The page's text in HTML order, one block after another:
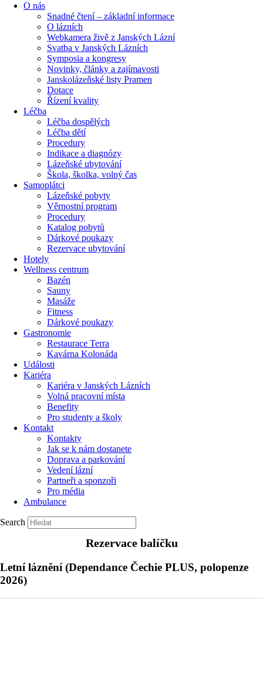
O nás
Snadné čtení – základní informace
O lázních
Webkamera živě z Janských Lázní
Svatba v Janských Lázních
Symposia a kongresy
Novinky, články a zajímavosti
Janskolázeňské listy Pramen
Dotace
Řízení kvality
Léčba
Léčba dospělých
Léčba dětí
Procedury
Indikace a diagnózy
Lázeňské ubytování
Škola, školka, volný čas
Samoplátci
Lázeňské pobyty
Věrnostní program
Procedury
Katalog pobytů
Dárkové poukazy​
Rezervace ubytování
Hotely
Wellness centrum
Bazén
Sauny
Masáže
Fitness
Dárkové poukazy​
Gastronomie
Restaurace Terra
Kavárna Kolonáda
Události
Kariéra
Kariéra v Janských Lázních
Volná pracovní místa
Benefity
Pro studenty a školy
Kontakt
Kontakty
Jak se k nám dostanete
Doprava a parkování
Vedení lázní
Partneři a sponzoři
Pro média
Ambulance
Search
Rezervace balíčku
Letní láznění (Dependance Čechie PLUS, polopenze
2026)